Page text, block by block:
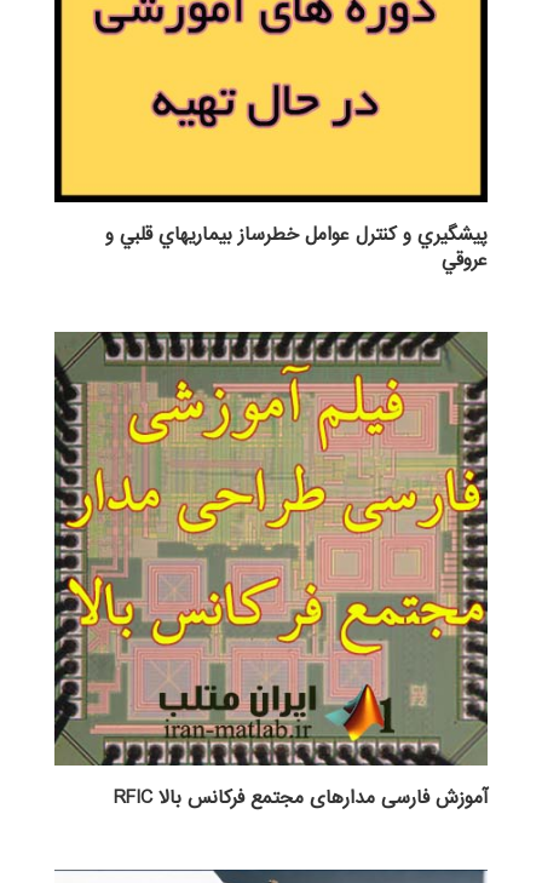
پيشگيري و كنترل عوامل خطرساز بيماريهاي قلبي و
عروقي
آموزش فارسی مدارهای مجتمع فرکانس بالا RFIC